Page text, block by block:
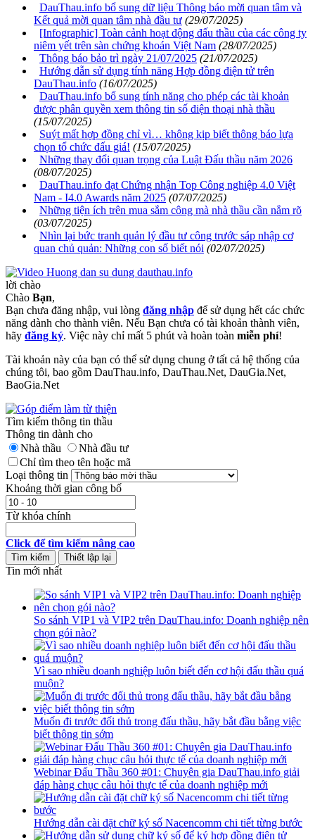
DauThau.info bổ sung dữ liệu Thông báo mời quan tâm và
Kết quả mời quan tâm nhà đầu tư (29/07/2025)
[Infographic] Toàn cảnh hoạt động đấu thầu của các công ty
niêm yết trên sàn chứng khoán Việt Nam (28/07/2025)
Thông báo bảo trì ngày 21/07/2025 (21/07/2025)
Hướng dẫn sử dụng tính năng Hợp đồng điện tử trên
DauThau.info (16/07/2025)
DauThau.info bổ sung tính năng cho phép các tài khoản
được phân quyền xem thông tin số điện thoại nhà thầu
(15/07/2025)
Suýt mất hợp đồng chỉ vì… không kịp biết thông báo lựa
chọn tổ chức đấu giá! (15/07/2025)
Những thay đổi quan trọng của Luật Đấu thầu năm 2026
(08/07/2025)
DauThau.info đạt Chứng nhận Top Công nghiệp 4.0 Việt
Nam - I4.0 Awards năm 2025 (07/07/2025)
Những tiện ích trên mua sắm công mà nhà thầu cần nắm rõ
(03/07/2025)
Nhìn lại bức tranh quản lý đầu tư công trước sáp nhập cơ
quan chủ quản: Những con số biết nói (02/07/2025)
lời chào
Chào Bạn,
Bạn chưa đăng nhập, vui lòng đăng nhập để sử dụng hết các chức
năng dành cho thành viên. Nếu Bạn chưa có tài khoản thành viên,
hãy đăng ký. Việc này chỉ mất 5 phút và hoàn toàn miễn phí!
Tài khoản này của bạn có thể sử dụng chung ở tất cả hệ thống của
chúng tôi, bao gồm DauThau.info, DauThau.Net, DauGia.Net,
BaoGia.Net
Tìm kiếm thông tin thầu
Thông tin dành cho
Nhà thầu
Nhà đầu tư
Chỉ tìm theo tên hoặc mã
Loại thông tin
Khoảng thời gian công bố
Từ khóa chính
Click để tìm kiếm nâng cao
Tin mới nhất
So sánh VIP1 và VIP2 trên DauThau.info: Doanh nghiệp nên
chọn gói nào?
Vì sao nhiều doanh nghiệp luôn biết đến cơ hội đấu thầu quá
muộn?
Muốn đi trước đối thủ trong đấu thầu, hãy bắt đầu bằng việc
biết thông tin sớm
Webinar Đấu Thầu 360 #01: Chuyên gia DauThau.info giải
đáp hàng chục câu hỏi thực tế của doanh nghiệp mới
Hướng dẫn cài đặt chữ ký số Nacencomm chi tiết từng bước